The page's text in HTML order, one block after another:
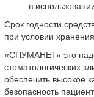
в
Срок годности
при условии
«СПУМАНЕТ» это
стоматологических
обеспечить высокое
безопасность